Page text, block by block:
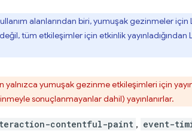
alanlarından biri, yumuşak gezinmeler
tüm etkileşimler için etkinlik yayınladığından
yalnızca yumuşak gezinme etkileşimleri için
sonuçlanmayanlar dahil) yayınlanırlar.
contentful-paint , event-